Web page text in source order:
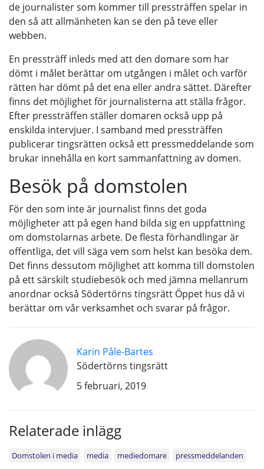
de journalister som kommer till pressträffen spelar in
den så att allmänheten kan se den på teve eller
webben.
En pressträff inleds med att den domare som har
dömt i målet berättar om utgången i målet och varför
rätten har dömt på det ena eller andra sättet. Därefter
finns det möjlighet för journalisterna att ställa frågor.
Efter pressträffen ställer domaren också upp på
enskilda intervjuer. I samband med pressträffen
publicerar tingsrätten också ett pressmeddelande som
brukar innehålla en kort sammanfattning av domen.
Besök på domstolen
För den som inte är journalist finns det goda
möjligheter att på egen hand bilda sig en uppfattning
om domstolarnas arbete. De flesta förhandlingar är
offentliga, det vill säga vem som helst kan besöka dem.
Det finns dessutom möjlighet att komma till domstolen
på ett särskilt studiebesök och med jämna mellanrum
anordnar också Södertörns tingsrätt Öppet hus då vi
berättar om vår verksamhet och svarar på frågor.
Karin Påle-Bartes
Södertörns tingsrätt
5 februari, 2019
Relaterade inlägg
Domstolen i media media mediedomare pressmeddelanden